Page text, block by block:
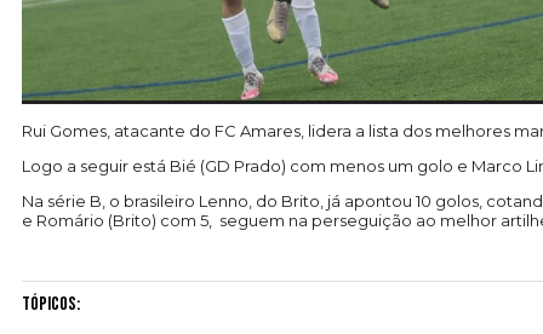
Rui Gomes, atacante do FC Amares, lidera a lista dos melhores
Logo a seguir está Bié (GD Prado) com menos um golo e Marco
Na série B, o brasileiro Lenno, do Brito, já apontou 10 golos,
e Romário (Brito) com 5, seguem na perseguição ao melhor
Tópicos: